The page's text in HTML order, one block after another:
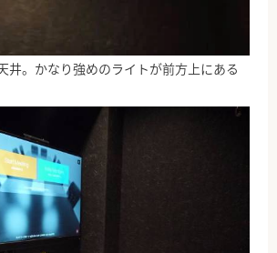
井。かなり強めのライトが前方上にある